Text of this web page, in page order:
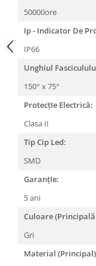
50000ore
Ip - Indicator De
IP66
Unghiul
150° x 75°
ProtecțIe Electrică:
Clasa II
Tip Cip Led:
SMD
GaranțIe:
5 ani
Culoare
Gri
Material